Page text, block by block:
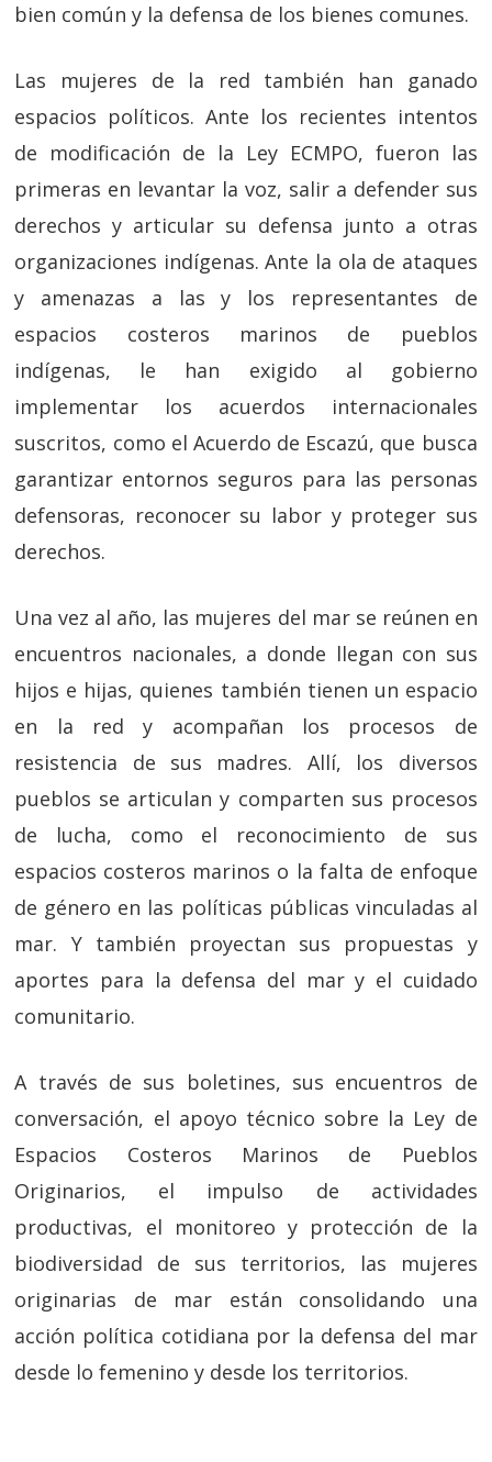
bien común y la defensa de los bienes comunes.
Las mujeres de la red también han ganado
espacios políticos. Ante los recientes intentos
de modificación de la Ley ECMPO, fueron las
primeras en levantar la voz, salir a defender sus
derechos y articular su defensa junto a otras
organizaciones indígenas. Ante la ola de ataques
y amenazas a las y los representantes de
espacios costeros marinos de pueblos
indígenas, le han exigido al gobierno
implementar los acuerdos internacionales
suscritos, como el Acuerdo de Escazú, que busca
garantizar entornos seguros para las personas
defensoras, reconocer su labor y proteger sus
derechos.
Una vez al año, las mujeres del mar se reúnen en
encuentros nacionales, a donde llegan con sus
hijos e hijas, quienes también tienen un espacio
en la red y acompañan los procesos de
resistencia de sus madres. Allí, los diversos
pueblos se articulan y comparten sus procesos
de lucha, como el reconocimiento de sus
espacios costeros marinos o la falta de enfoque
de género en las políticas públicas vinculadas al
mar. Y también proyectan sus propuestas y
aportes para la defensa del mar y el cuidado
comunitario.
A través de sus boletines, sus encuentros de
conversación, el apoyo técnico sobre la Ley de
Espacios Costeros Marinos de Pueblos
Originarios, el impulso de actividades
productivas, el monitoreo y protección de la
biodiversidad de sus territorios, las mujeres
originarias de mar están consolidando una
acción política cotidiana por la defensa del mar
desde lo femenino y desde los territorios.